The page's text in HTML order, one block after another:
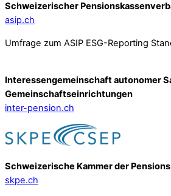
Schweizerischer
asip.ch
Umfrage zum ASIP ESG-Reporting
Interessengemeinschaft autonomer
Gemeinschafts­einrichtungen
inter-pension.ch
Schweizerische Kammer der
skpe.ch